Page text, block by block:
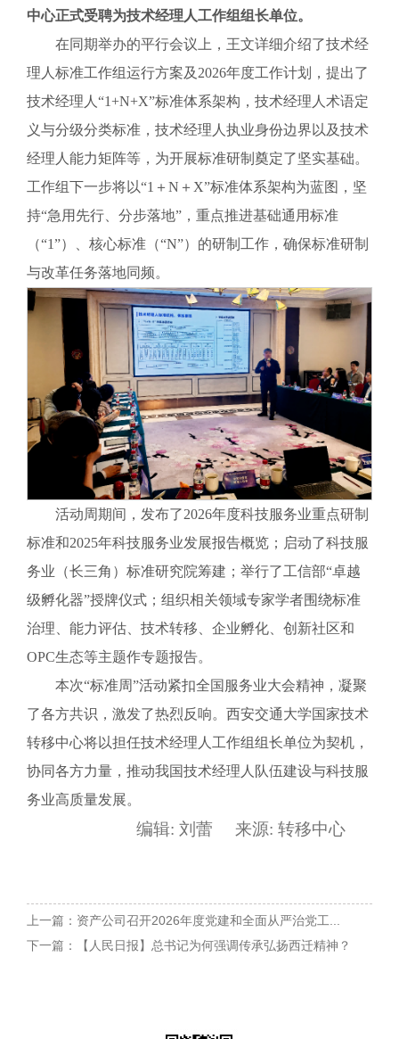
中心正式受聘为技术经理人工作组组长单位。
在同期举办的平行会议上，王文详细介绍了技术经
理人标准工作组运行方案及2026年度工作计划，提出了
技术经理人“1+N+X”标准体系架构，技术经理人术语定
义与分级分类标准，技术经理人执业身份边界以及技术
经理人能力矩阵等，为开展标准研制奠定了坚实基础。
工作组下一步将以“1＋N＋X”标准体系架构为蓝图，坚
持“急用先行、分步落地”，重点推进基础通用标准
（“1”）、核心标准（“N”）的研制工作，确保标准研制
与改革任务落地同频。
活动周期间，发布了2026年度科技服务业重点研制
标准和2025年科技服务业发展报告概览；启动了科技服
务业（长三角）标准研究院筹建；举行了工信部“卓越
级孵化器”授牌仪式；组织相关领域专家学者围绕标准
治理、能力评估、技术转移、企业孵化、创新社区和
OPC生态等主题作专题报告。
本次“标准周”活动紧扣全国服务业大会精神，凝聚
了各方共识，激发了热烈反响。西安交通大学国家技术
转移中心将以担任技术经理人工作组组长单位为契机，
协同各方力量，推动我国技术经理人队伍建设与科技服
务业高质量发展。
编辑: 刘蕾 来源: 转移中心
上一篇：资产公司召开2026年度党建和全面从严治党工...
下一篇：【人民日报】总书记为何强调传承弘扬西迁精神？